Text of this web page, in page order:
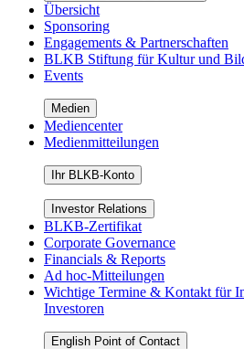
Übersicht
Sponsoring
Engagements & Partnerschaften
BLKB Stiftung für Kultur und
Events
Medien
Mediencenter
Medienmitteilungen
Ihr BLKB-Konto
Investor Relations
BLKB-Zertifikat
Corporate Governance
Financials & Reports
Ad hoc-Mitteilungen
Wichtige Termine & Kontakt für
Investoren
English Point of Contact